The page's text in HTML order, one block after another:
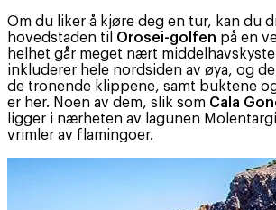
Om du liker å kjøre deg en tur, kan du
hovedstaden til Orosei-golfen på en
helhet går meget nært
inkluderer hele nordsiden av øya, og
de tronende klippene, samt buktene
er her. Noen av dem, slik som Cala
ligger i nærheten av lagunen
vrimler av flamingoer.